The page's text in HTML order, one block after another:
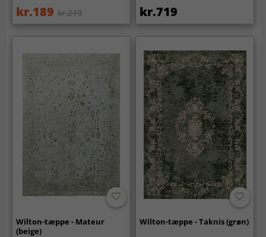
kr.189 kr.219 kr.719
Wilton-tæppe - Mateur
(beige)
Wilton-tæppe - Taknis (grøn)